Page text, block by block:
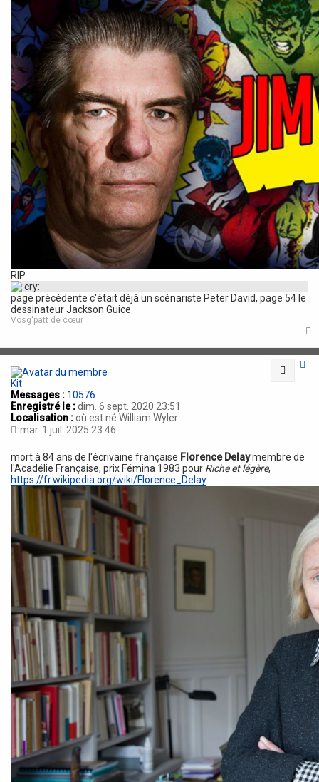
RIP
page précédente c'était déjà un scénariste Peter David, page 54 le
dessinateur Jackson Guice
Vosg'patt de cœur
Kit
Messages : 10576
Enregistré le :dim. 6 sept. 2020 23:51
Localisation :où est né William Wyler
mar. 1 juil. 2025 23:46
mort à 84 ans de l'écrivaine française Florence Delaymembre de
l'Acadélie Française, prix Fémina 1983 pour Riche et légère,
https://fr.wikipedia.org/wiki/Florence_Delay